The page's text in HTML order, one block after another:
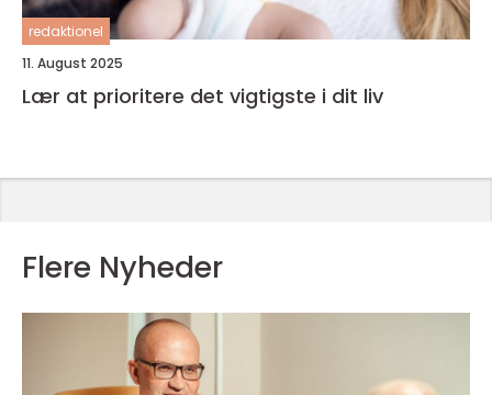
redaktionel
11. August 2025
Lær at prioritere det vigtigste i dit liv
Flere Nyheder